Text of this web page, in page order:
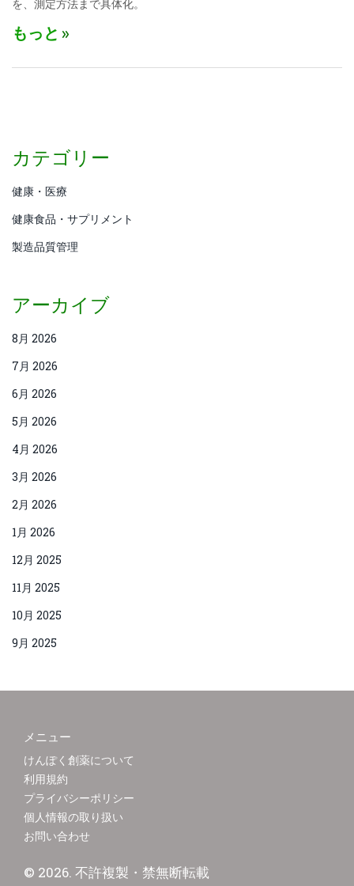
を、測定方法まで具体化。
もっと
カテゴリー
健康・医療
健康食品・サプリメント
製造品質管理
アーカイブ
8月 2026
7月 2026
6月 2026
5月 2026
4月 2026
3月 2026
2月 2026
1月 2026
12月 2025
11月 2025
10月 2025
9月 2025
メニュー
けんぽく創薬について
利用規約
プライバシーポリシー
個人情報の取り扱い
お問い合わせ
© 2026. 不許複製・禁無断転載